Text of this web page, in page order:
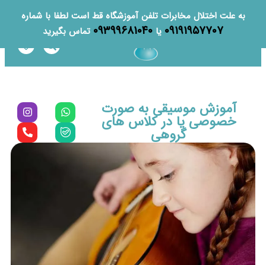
به علت اختلال مخابرات تلفن آموزشگاه قط است لطفا با شماره
۰۹۱۹۱۹۵۷۷۰۷ یا ۰۹۳۹۹۶۸۱۰۴۰ تماس بگیرید
آموزش موسیقی به صورت
خصوصی یا در کلاس های
گروهی